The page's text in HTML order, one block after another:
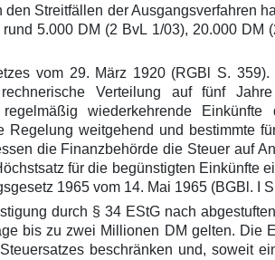
Streitfällen der Ausgangsverfahren
5.000 DM (2 BvL 1/03), 20.000 DM
vom 29. März 1920 (RGBl S. 359).
Verteilung auf fünf
wiederkehrende Einkünfte
weitgehend und bestimmte
die Finanzbehörde die Steuer auf
für die begünstigten Einkünfte
1965 vom 14. Mai 1965 (BGBl. I
durch § 34 EStG nach
bis zu zwei Millionen DM gelten. Die
beschränken und, soweit